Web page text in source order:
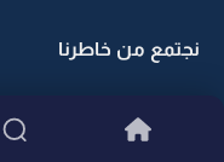
نجتمع من خاطرنا
ونحزن لِ حزن وآحد من